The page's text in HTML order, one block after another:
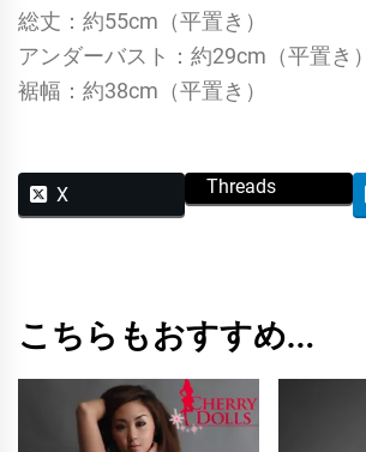
総丈：約55cm（平置き）
アンダーバスト：約29cm（平置き）
裾幅：約38cm（平置き）
X Threads
こちらもおすすめ…